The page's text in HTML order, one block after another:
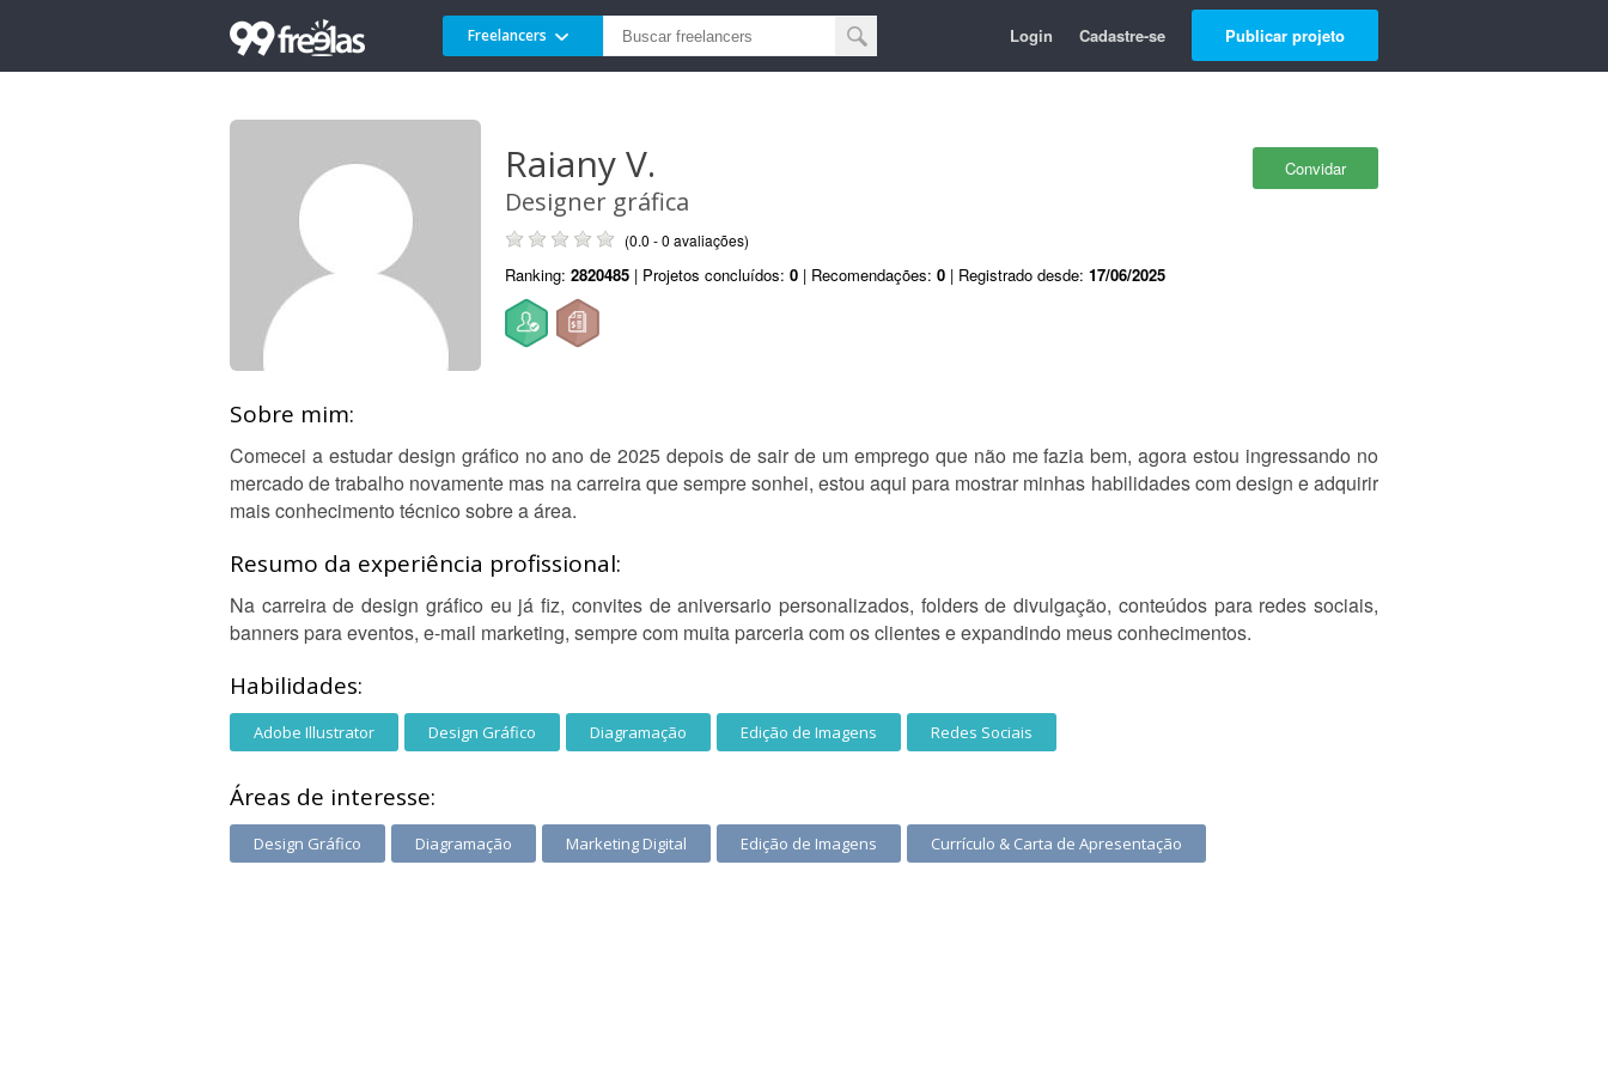
Freelancers Login Cadastre-se Publicar projeto
Convidar
Raiany V.
Designer gráfica
(0.0 - 0 avaliações)
Ranking: 2820485 | Projetos concluídos: 0 | Recomendações: 0 | Registrado desde: 17/06/2025
Sobre mim:
Comecei a estudar design gráfico no ano de 2025 depois de sair de um emprego que não me fazia bem, agora estou ingressando no
mercado de trabalho novamente mas na carreira que sempre sonhei, estou aqui para mostrar minhas habilidades com design e adquirir
mais conhecimento técnico sobre a área.
Resumo da experiência profissional:
Na carreira de design gráfico eu já fiz, convites de aniversario personalizados, folders de divulgação, conteúdos para redes sociais,
banners para eventos, e-mail marketing, sempre com muita parceria com os clientes e expandindo meus conhecimentos.
Habilidades:
Adobe Illustrator Design Gráfico Diagramação Edição de Imagens Redes Sociais
Áreas de interesse:
Design Gráfico Diagramação Marketing Digital Edição de Imagens Currículo & Carta de Apresentação